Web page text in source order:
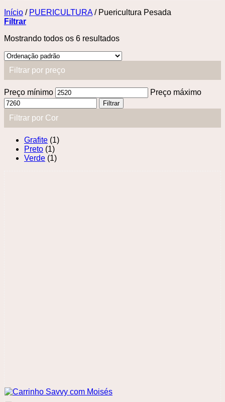
Início / PUERICULTURA /Puericultura Pesada
Filtrar
Mostrando todos os 6 resultados
Filtrar por preço
Preço mínimo Preço máximo
Filtrar
Filtrar por Cor
Grafite (1)
Preto (1)
Verde (1)